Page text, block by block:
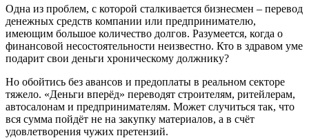
Одна из проблем, с которой сталкивается бизнесмен – перевод
денежных средств компании или предпринимателю,
имеющим большое количество долгов. Разумеется, когда о
финансовой несостоятельности неизвестно. Кто в здравом уме
подарит свои деньги хроническому должнику?
Но обойтись без авансов и предоплаты в реальном секторе
тяжело. «Деньги вперёд» переводят строителям, ритейлерам,
автосалонам и предпринимателям. Может случиться так, что
вся сумма пойдёт не на закупку материалов, а в счёт
удовлетворения чужих претензий.